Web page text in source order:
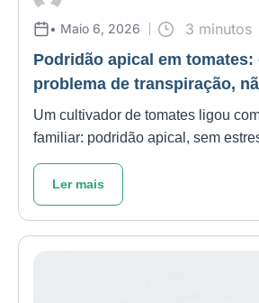
• Maio 6, 2026
3 minutos
Podridão apical em tomates:
problema de transpiração,
Um cultivador de tomates ligou
familiar: podridão apical, sem
Ler mais